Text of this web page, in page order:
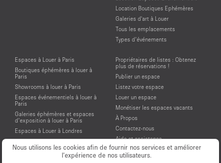
Nous utilisons les cookies afin de fournir nos services et améliorer
l’expérience de nos utilisateurs.
Location Boutiques Ephémères
Galeries d'art à Louer
Tous les emplacements
Types d’événements
Espaces à Louer à Paris
Boutiques éphémères à louer à
Paris
Showrooms à louer à Paris
Espaces événementiels à louer à
Paris
Galeries éphémères et espaces
d’exposition à louer à Paris
Espaces à Louer à Londres
Espaces à Louer à New York
Espaces à Louer à San Francisco
Propriétaires de listes : Obtenez
plus de réservations !
Publier un espace
Listez votre espace
Louer un espace
Monétiser les espaces vacants
À Propos
Contactez-nous
Aide et assistance
Conditions générales d'utilisation
Mentions légales